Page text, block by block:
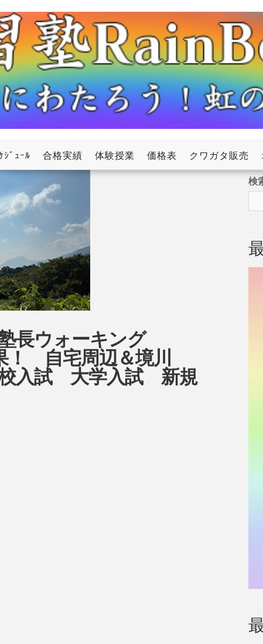
ｼﾞｭｰﾙ 合格実績 体験授業 価格表 クワガタ販売
長ウォーキング
！ 自宅周辺＆境川
入試 大学入試 新規
検